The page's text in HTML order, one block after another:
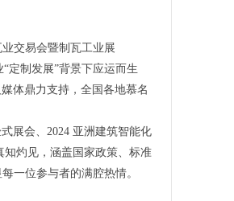
交易会暨制瓦工业展
定制发展”背景下应运而生
体鼎力支持，全国各地慕名
展会、2024 亚洲建筑智能化
灼见，涵盖国家政策、标准
一位参与者的满腔热情。